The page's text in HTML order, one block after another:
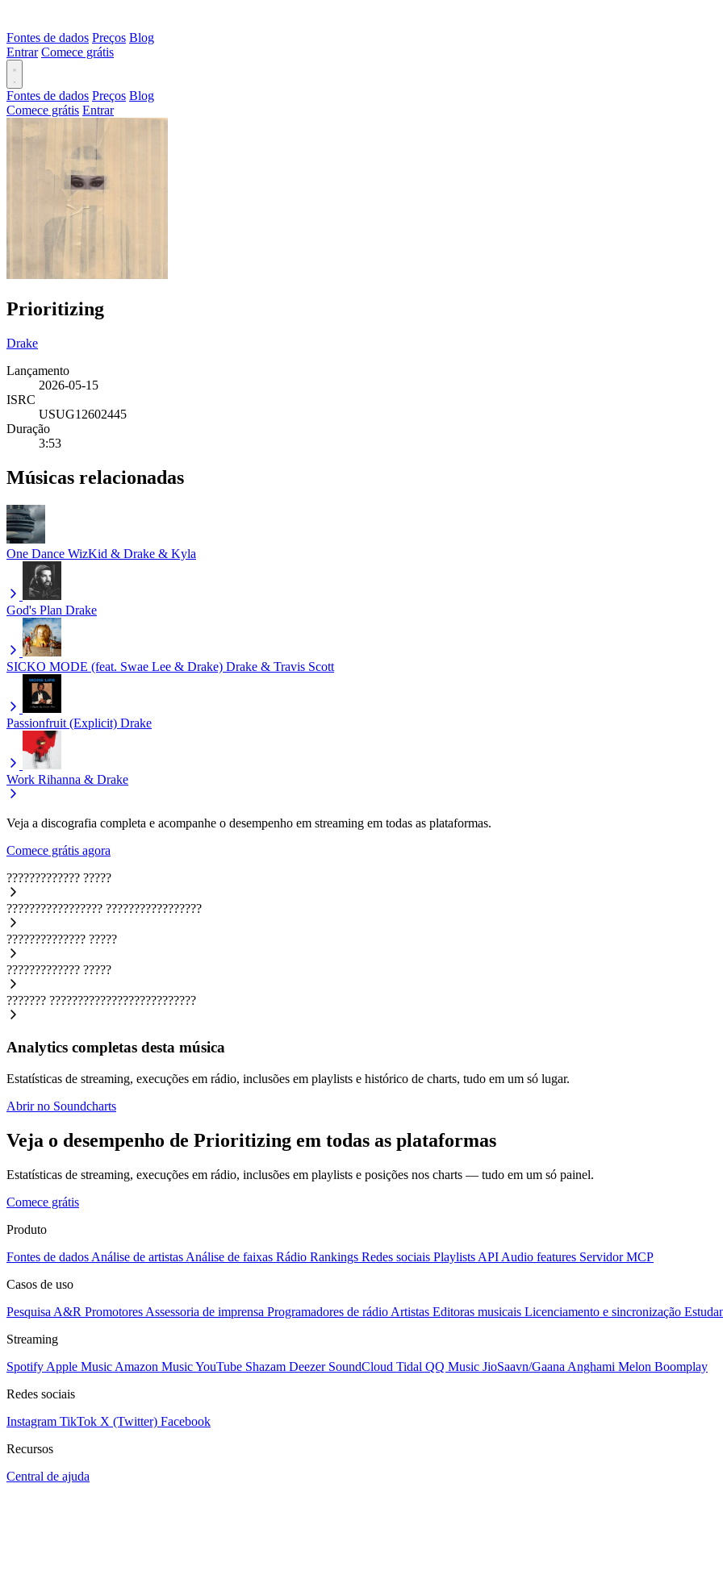
Fontes de dados Preços Blog
Entrar Comece grátis
Fontes de dados Preços Blog
Comece grátis Entrar
Prioritizing
Drake
Lançamento
2026-05-15
ISRC
USUG12602445
Duração
3:53
Músicas relacionadas
One Dance WizKid & Drake & Kyla
God's Plan Drake
SICKO MODE (feat. Swae Lee & Drake) Drake & Travis Scott
Passionfruit (Explicit) Drake
Work Rihanna & Drake
Veja a discografia completa e acompanhe o desempenho em streaming em todas as plataformas.
Comece grátis agora
????????????? ?????
????????????????? ?????????????????
?????????????? ?????
????????????? ?????
??????? ??????????????????????????
Analytics completas desta música
Estatísticas de streaming, execuções em rádio, inclusões em playlists e histórico de charts, tudo em um só lugar.
Abrir no Soundcharts
Veja o desempenho de Prioritizing em todas as plataformas
Estatísticas de streaming, execuções em rádio, inclusões em playlists e posições nos charts — tudo em um só painel.
Comece grátis
Produto
Fontes de dados Análise de artistas Análise de faixas Rádio Rankings Redes sociais Playlists API Audio features Servidor MCP
Casos de uso
Pesquisa A&R Promotores Assessoria de imprensa Programadores de rádio Artistas Editoras musicais Licenciamento e sincronização
Streaming
Spotify Apple Music Amazon MusicYouTube Shazam Deezer SoundCloud Tidal QQ Music JioSaavn/Gaana Anghami Melon Boomplay
Redes sociais
Instagram TikTok X (Twitter) Facebook
Recursos
Central de ajuda